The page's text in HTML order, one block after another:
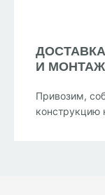
ДОСТАВКА
И МОНТАЖ
Привозим,
конструкцию